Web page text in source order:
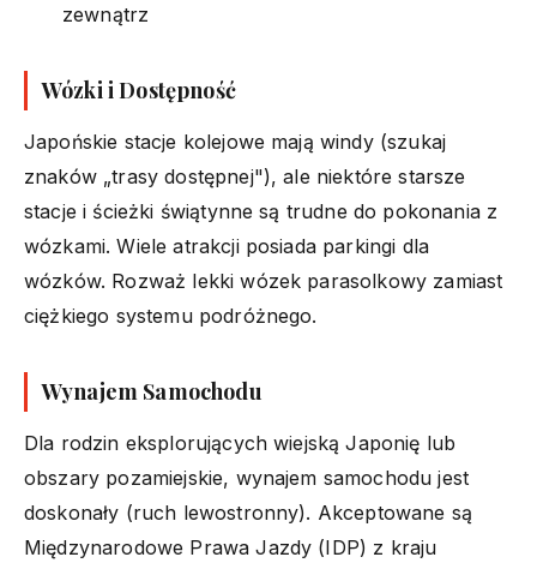
zewnątrz
Wózki i Dostępność
Japońskie stacje kolejowe mają windy (szukaj
znaków „trasy dostępnej"), ale niektóre starsze
stacje i ścieżki świątynne są trudne do pokonania z
wózkami. Wiele atrakcji posiada parkingi dla
wózków. Rozważ lekki wózek parasolkowy zamiast
ciężkiego systemu podróżnego.
Wynajem Samochodu
Dla rodzin eksplorujących wiejską Japonię lub
obszary pozamiejskie, wynajem samochodu jest
doskonały (ruch lewostronny). Akceptowane są
Międzynarodowe Prawa Jazdy (IDP) z kraju